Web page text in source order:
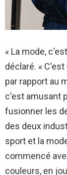
« La mode,
déclaré. «
par rapport au
c'est amusant
fusionner les
des deux
sport et la
commencé
couleurs, en